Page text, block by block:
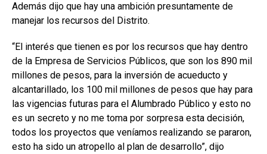
Además dijo que hay una ambición presuntamente de
manejar los recursos del Distrito.
“El interés que tienen es por los recursos que hay dentro
de la Empresa de Servicios Públicos, que son los 890 mil
millones de pesos, para la inversión de acueducto y
alcantarillado, los 100 mil millones de pesos que hay para
las vigencias futuras para el Alumbrado Público y esto no
es un secreto y no me toma por sorpresa esta decisión,
todos los proyectos que veníamos realizando se pararon,
esto ha sido un atropello al plan de desarrollo”, dijo